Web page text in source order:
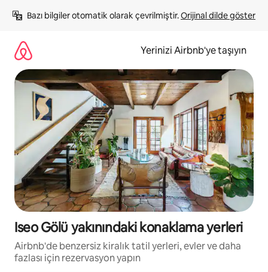
atla
Bazı bilgiler otomatik olarak çevrilmiştir. Orijinal dilde göster
Yerinizi Airbnb'ye taşıyın
Iseo Gölü yakınındaki konaklama yerleri
Airbnb'de benzersiz kiralık tatil yerleri, evler ve daha
fazlası için rezervasyon yapın